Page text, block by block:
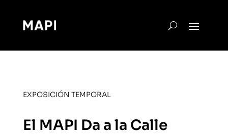
EXPOSICIÓN TEMPORAL
El MAPI Da a la Calle